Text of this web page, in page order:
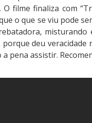
filme finaliza com
o que se viu pode
porque deu
pena assistir.